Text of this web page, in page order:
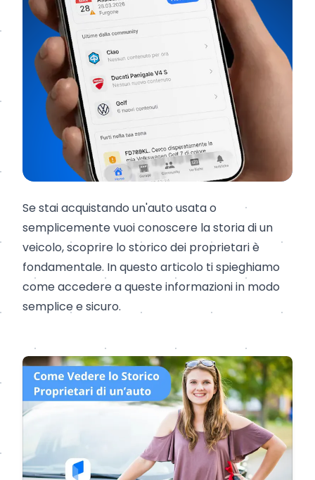
Se stai acquistando un'auto usata o
semplicemente vuoi conoscere la storia di un
veicolo, scoprire lo storico dei proprietari è
fondamentale. In questo articolo ti spieghiamo
come accedere a queste informazioni in modo
semplice e sicuro.